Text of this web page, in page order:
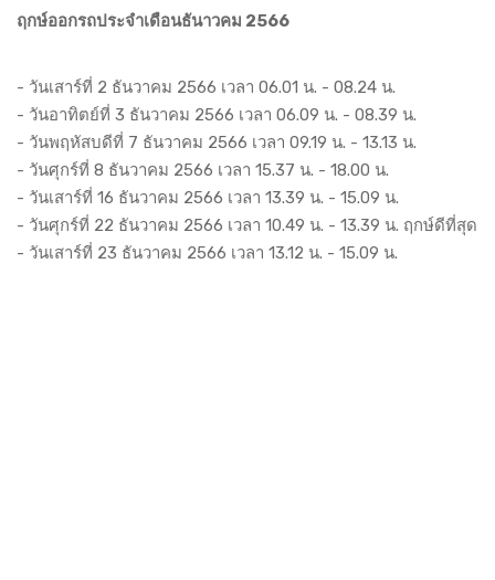
ฤกษ์ออกรถประจำเดือนธันาวคม 2566
- วันเสาร์ที่ 2 ธันวาคม 2566 เวลา 06.01 น. - 08.24 น.
- วันอาทิตย์ที่ 3 ธันวาคม 2566 เวลา 06.09 น. - 08.39 น.
- วันพฤหัสบดีที่ 7 ธันวาคม 2566 เวลา 09.19 น. - 13.13 น.
- วันศุกร์ที่ 8 ธันวาคม 2566 เวลา 15.37 น. - 18.00 น.
- วันเสาร์ที่ 16 ธันวาคม 2566 เวลา 13.39 น. - 15.09 น.
- วันศุกร์ที่ 22 ธันวาคม 2566 เวลา 10.49 น. - 13.39 น. ฤกษ์ดีที่สุด
- วันเสาร์ที่ 23 ธันวาคม 2566 เวลา 13.12 น. - 15.09 น.